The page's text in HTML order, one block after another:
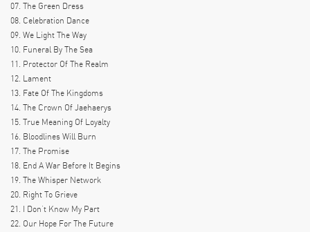
07. The Green Dress
08. Celebration Dance
09. We Light The Way
10. Funeral By The Sea
11. Protector Of The Realm
12. Lament
13. Fate Of The Kingdoms
14. The Crown Of Jaehaerys
15. True Meaning Of Loyalty
16. Bloodlines Will Burn
17. The Promise
18. End A War Before It Begins
19. The Whisper Network
20. Right To Grieve
21. I Don’t Know My Part
22. Our Hope For The Future